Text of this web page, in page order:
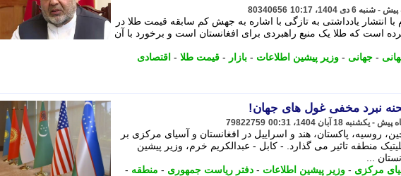
80340656
انتشار یادداشتی به تازگی با اشاره به جهش کم سابقه قیمت طلا در
است که طلا یک منبع راهبردی برای افغانستان است و برخورد با آن
- جهانی - وزیر پیشین اطلاعات - بازار - قیمت طلا - اقتصادی
نبرد مخفی غول های جهان!
79822759
روسیه، پاکستان، هند و اسراییل در افغانستان و آسیای مرکزی بر
منطقه تاثیر می گذارد. - کابل - عبدالکریم خرم، وزیر پیشین
...
مرکزی - وزیر پیشین اطلاعات - دفتر ریاست جمهوری - منطقه -